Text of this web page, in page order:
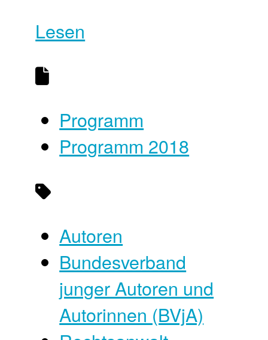
Lesen
Programm
Programm 2018
Autoren
Bundesverband
junger Autoren und
Autorinnen (BVjA)